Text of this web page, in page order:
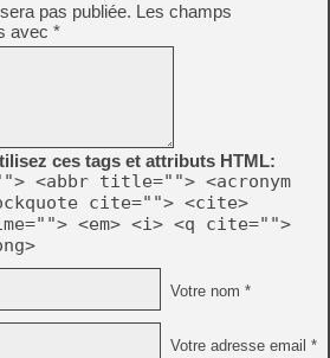
pas publiée. Les champs
avec *
ces tags et attributs HTML:
<abbr title=""> <acronym
cite=""> <cite>
<em> <i> <q cite="">
Votre nom *
Votre adresse email *